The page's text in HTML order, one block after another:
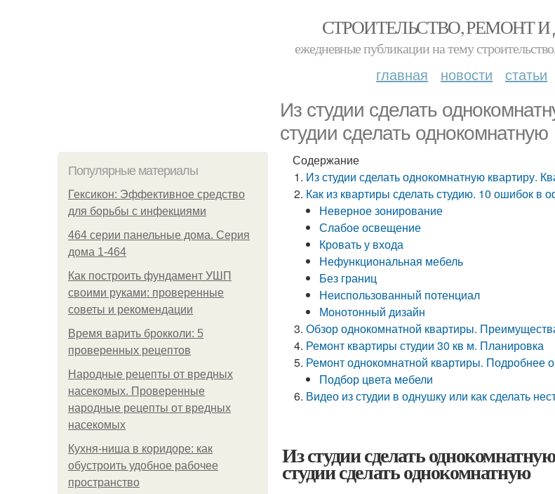
СТРОИТЕЛЬСТВО, РЕМОНТ
ежедневные публикации на тему
главная новости статьи
Из студии сделать
студии сделать однокомнатную
Популярные материалы
Гексикон: Эффективное средство
для борьбы с инфекциями
464 серии панельные дома. Серия
дома 1-464
Как построить фундамент УШП
своими руками: проверенные
советы и рекомендации
Время варить брокколи: 5
проверенных рецептов
Народные рецепты от вредных
насекомых. Проверенные
народные рецепты от вредных
насекомых
Кухня-ниша в коридоре: как
обустроить удобное рабочее
пространство
Содержание
Из студии сделать однокомнатную квартиру.
Как из квартиры сделать студию. 10 ошибок в
Неверное зонирование
Слабое освещение
Кровать у входа
Нефункциональная мебель
Без границ
Неиспользованный потенциал
Монотонный дизайн
Обзор однокомнатной квартиры.
Ремонт квартиры студии 30 кв м. Планировка
Ремонт однокомнатной квартиры. Подробнее
Подбор цвета мебели
Видео из студии в однушку или как сделать
Из студии сделать
студии сделать однокомнатную